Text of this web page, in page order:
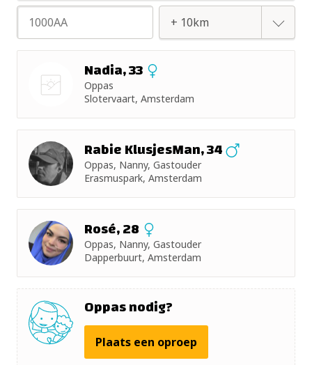
Oppas
Huishoudelijke hulp + 2km
+ 10km
+ 15km
Nadia, 33
Oppas
Slotervaart, Amsterdam
Rabie KlusjesMan, 34
Oppas, Nanny, Gastouder
Erasmuspark, Amsterdam
Rosé, 28
Oppas, Nanny, Gastouder
Dapperbuurt, Amsterdam
Oppas nodig?
Plaats een oproep